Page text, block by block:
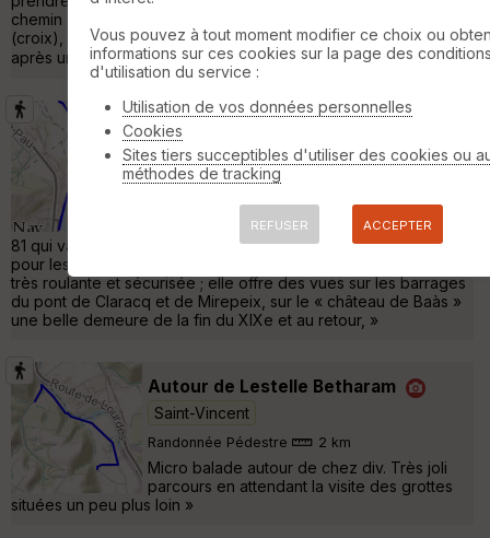
chemin qui démarre le long du parking, on arrive sur la D35
(croix), traverser et suivre à droite le « chemin de ferme »,
après un virage à gauche vers la ferme Lacoume, prendre � »
BR® 43 (jaune) - Les bords du gave de
Nay à Mirepeix
Saint-Vincent
Randonnée Pédestre
Une Balade à Roulettes® proposée par le
CDRP 64 (www.ffrando64.com). La Véloroute
81 qui va de Bayonne à Perpignan constitue une superbe piste
pour les marcheurs et toutes les roulettes. La portion choisie est
très roulante et sécurisée ; elle offre des vues sur les barrages
du pont de Claracq et de Mirepeix, sur le « château de Baàs »
une belle demeure de la fin du XIXe et au retour, »
Autour de Lestelle Betharam
Saint-Vincent
Randonnée Pédestre 2 km
Micro balade autour de chez div. Très joli
parcours en attendant la visite des grottes
situées un peu plus loin »
Vous pouvez à tout moment modifier ce choix ou
informations sur ces cookies sur la page des
d'utilisation du service :
Utilisation de vos données personnelles
Cookies
Sites tiers succeptibles d'utiliser des cookies ou
méthodes de tracking
REFUSER ACCEPTER